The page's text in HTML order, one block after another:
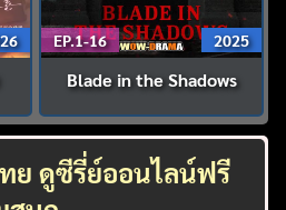
EP.1-16 2025
Blade in the Shadows
ย ดูซีรี่ย์ออนไลน์ฟรี